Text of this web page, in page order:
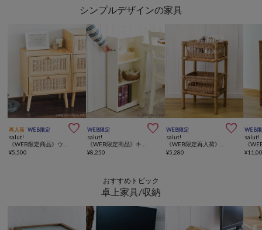
シンプルデザインの家具
再入荷 WEB限定 
salut!
¥5,500
WEB限定 
salut!
¥8,250
WEB限定 
salut!
¥5,280
WEB
salut!
¥
おすすめトピック
卓上家具/収納